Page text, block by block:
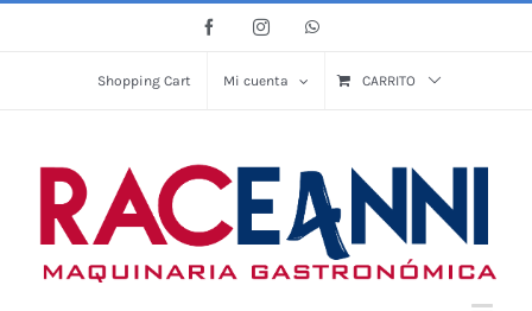
FacebookInstagramWhatsApp
Shopping Cart Mi cuenta CARRITO